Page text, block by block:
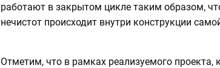
работают в закрытом цикле таким образом,
нечистот происходит внутри конструкции
Отметим, что в рамках реализуемого проекта,